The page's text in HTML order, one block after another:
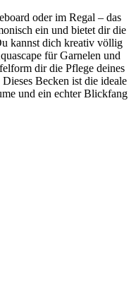
oder im Regal – das
ein und bietet dir die
kannst dich kreativ völlig
für Garnelen und
dir die Pflege deines
Becken ist die ideale
und ein echter Blickfang